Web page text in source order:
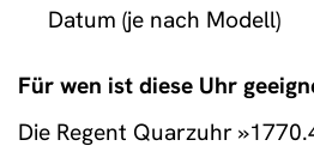
Datum (je nach Modell)
Für wen ist diese Uhr
Die Regent Quarzuhr